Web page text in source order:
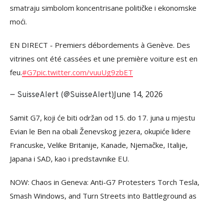
smatraju simbolom koncentrisane političke i ekonomske
moći.
EN DIRECT - Premiers débordements à Genève. Des
vitrines ont été cassées et une première voiture est en
feu.#G7pic.twitter.com/vuuUg9zbET
— SuisseAlert (@SuisseAlert)June 14, 2026
Samit G7, koji će biti održan od 15. do 17. juna u mjestu
Evian le Ben na obali Ženevskog jezera, okupiće lidere
Francuske, Velike Britanije, Kanade, Njemačke, Italije,
Japana i SAD, kao i predstavnike EU.
NOW: Chaos in Geneva: Anti-G7 Protesters Torch Tesla,
Smash Windows, and Turn Streets into Battleground as